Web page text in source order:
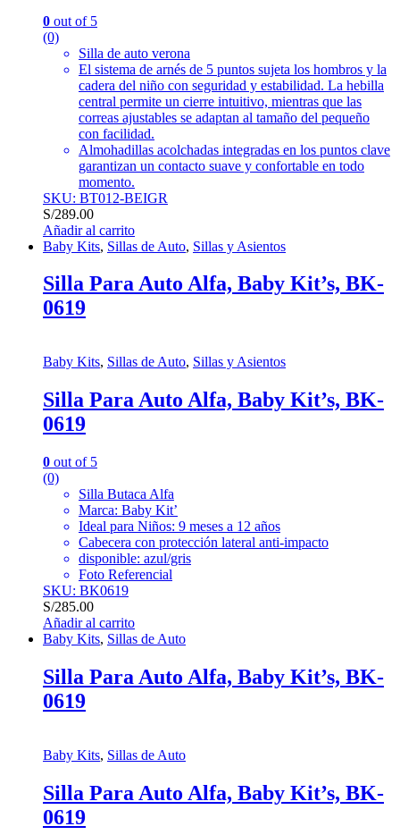
0 out of 5
(0)
Silla de auto verona
El sistema de arnés de 5 puntos sujeta los hombros y la
cadera del niño con seguridad y estabilidad. La hebilla
central permite un cierre intuitivo, mientras que las
correas ajustables se adaptan al tamaño del pequeño
con facilidad.
Almohadillas acolchadas integradas en los puntos clave
garantizan un contacto suave y confortable en todo
momento.
SKU: BT012-BEIGR
S/289.00
Añadir al carrito
Baby Kits, Sillas de Auto, Sillas y Asientos
Silla Para Auto Alfa, Baby Kit’s, BK-
0619
Baby Kits, Sillas de Auto, Sillas y Asientos
Silla Para Auto Alfa, Baby Kit’s, BK-
0619
0 out of 5
(0)
Silla Butaca Alfa
Marca: Baby Kit’
Ideal para Niños: 9 meses a 12 años
Cabecera con protección lateral anti-impacto
disponible: azul/gris
Foto Referencial
SKU: BK0619
S/285.00
Añadir al carrito
Baby Kits, Sillas de Auto
Silla Para Auto Alfa, Baby Kit’s, BK-
0619
Baby Kits, Sillas de Auto
Silla Para Auto Alfa, Baby Kit’s, BK-
0619